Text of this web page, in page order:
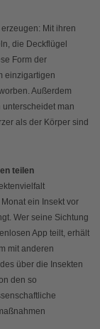
Mit ihren
die Deckflügel
Form der
einzigartigen
Außerdem
man
als der Körper sind
teilen
ein Insekt vor
Wer seine Sichtung
App teilt, erhält
mit anderen
über die Insekten
den so